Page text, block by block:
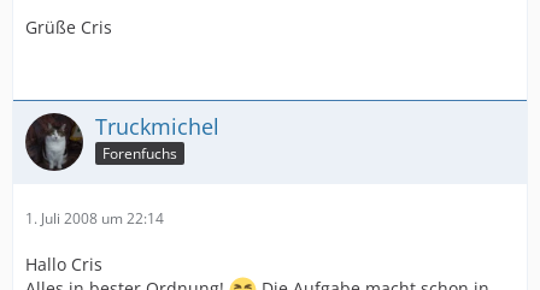
Grüße Cris
Truckmichel
Forenfuchs
1. Juli 2008 um 22:14
Hallo Cris